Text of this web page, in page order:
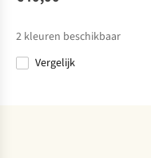
Beanie Solid
Black
2 kleuren beschikbaar
Vergelijk